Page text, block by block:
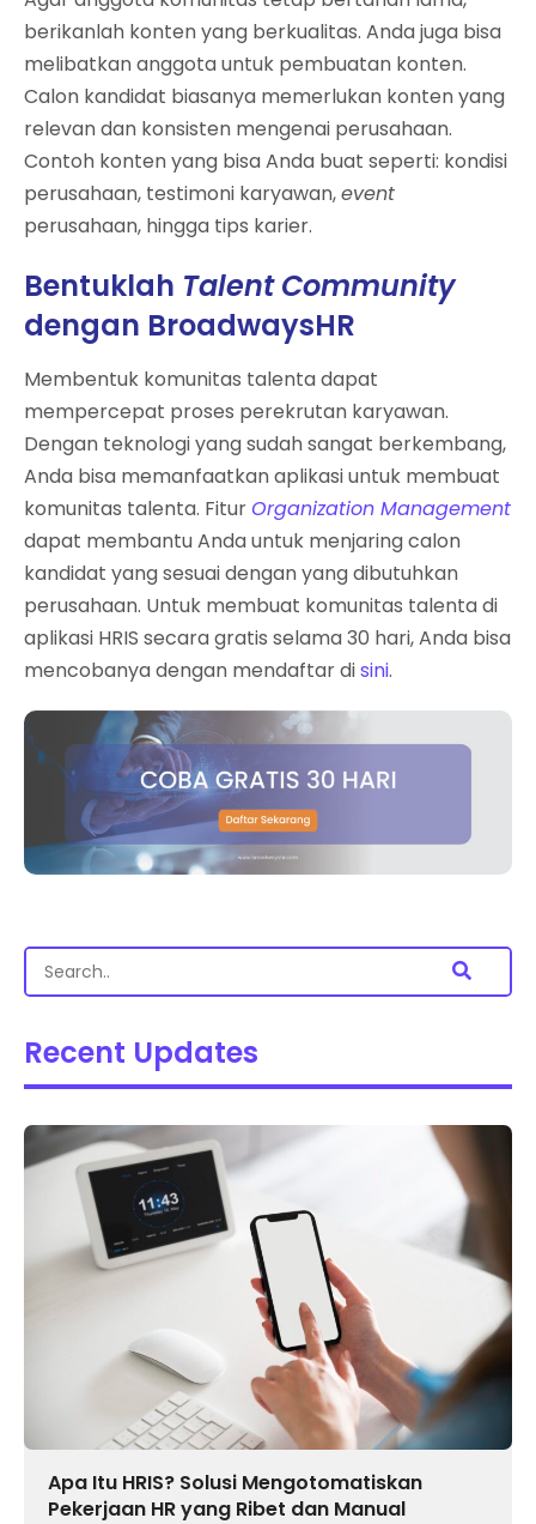
berikanlah konten yang berkualitas. Anda juga bisa
melibatkan anggota untuk pembuatan konten.
Calon kandidat biasanya memerlukan konten yang
relevan dan konsisten mengenai perusahaan.
Contoh konten yang bisa Anda buat seperti: kondisi
perusahaan, testimoni karyawan,event
perusahaan, hingga tips karier.
Bentuklah Talent Community
dengan BroadwaysHR
Membentuk komunitas talenta dapat
mempercepat proses perekrutan karyawan.
Dengan teknologi yang sudah sangat berkembang,
Anda bisa memanfaatkan aplikasi untuk membuat
komunitas talenta. FiturOrganization Management
dapat membantu Anda untuk menjaring calon
kandidat yang sesuai dengan yang dibutuhkan
perusahaan. Untuk membuat komunitas talenta di
aplikasi HRIS secara gratis selama 30 hari, Anda bisa
mencobanya dengan mendaftar disini.
Recent Updates
Apa Itu HRIS? Solusi Mengotomatiskan
Pekerjaan HR yang Ribet dan Manual